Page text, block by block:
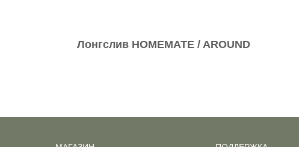
Лонгслив HOMEMATE / AROUND